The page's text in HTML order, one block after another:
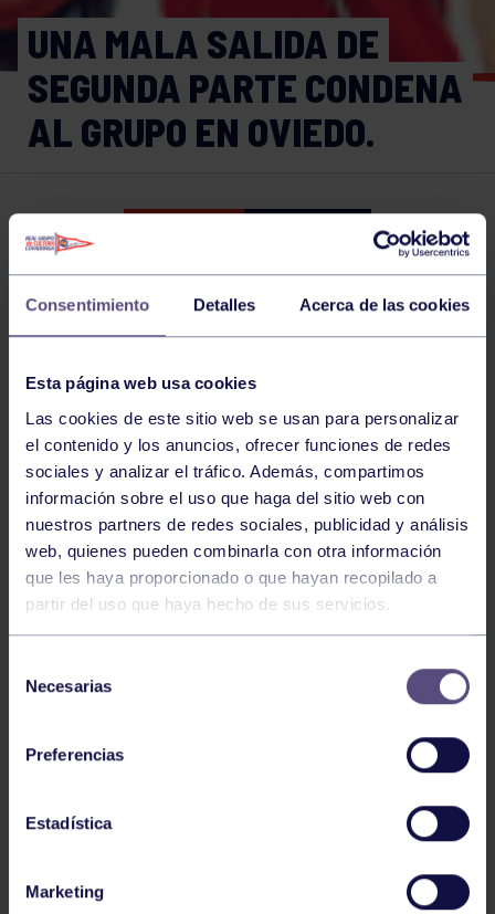
Consentimiento Detalles Acerca de las cookies
Esta página web usa cookies
Las cookies de este sitio web se usan para personalizar
el contenido y los anuncios, ofrecer funciones de redes
sociales y analizar el tráfico. Además, compartimos
información sobre el uso que haga del sitio web con
nuestros partners de redes sociales, publicidad y análisis
web, quienes pueden combinarla con otra información
que les haya proporcionado o que hayan recopilado a
partir del uso que haya hecho de sus servicios.
Necesarias
Preferencias
Estadística
Marketing
UNA MALA SALIDA DE
SEGUNDA PARTE CONDENA
AL GRUPO EN OVIEDO.
Balonmano 08 DIC 2024
Balonmano 25 May 2026
LEO CARDELI, CONVOCADO CON
Balonmano